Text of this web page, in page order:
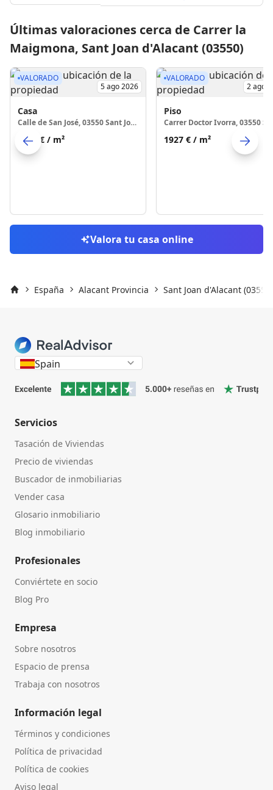
Últimas valoraciones cerca de Carrer la
Maigmona, Sant Joan d'Alacant (03550)
VALORADO
5 ago 2026
Casa
Calle de San José, 03550 Sant Joan d'Alacant
1668 € / m²
VALORADO
2 ago
Piso
1927 € / m²
Valora tu casa online
España Alacant Provincia Sant Joan d'Alacant (03550)
Spain
Servicios
Tasación de Viviendas
Precio de viviendas
Buscador de inmobiliarias
Vender casa
Glosario inmobiliario
Blog inmobiliario
Profesionales
Conviértete en socio
Blog Pro
Empresa
Sobre nosotros
Espacio de prensa
Trabaja con nosotros
Información legal
Términos y condiciones
Política de privacidad
Política de cookies
Aviso legal